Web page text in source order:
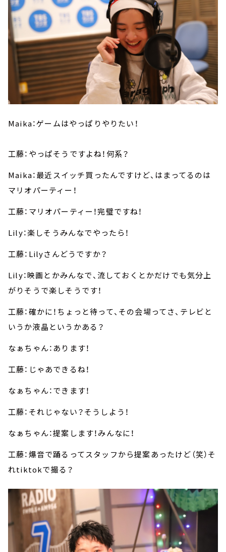
Maika：ゲームはやっぱりやりたい！
工藤：やっぱそうですよね！何系？
Maika：最近スイッチ買ったんですけど、はまってるのは
マリオパーティー！
工藤：マリオパーティー！完璧ですね！
Lily：楽しそうみんなでやったら！
工藤：Lilyさんどうですか？
Lily：映画とかみんなで、流しておくとかだけでも気分上
がりそうで楽しそうです！
工藤：確かに！ちょっと待って、その会場ってさ、テレビと
いうか液晶というかある？
なぁちゃん：あります！
工藤：じゃあできるね！
なぁちゃん：できます！
工藤：それじゃない？そうしよう！
なぁちゃん：提案します！みんなに！
工藤：爆音で踊るってスタッフから提案あったけど（笑）そ
れtiktokで撮る？